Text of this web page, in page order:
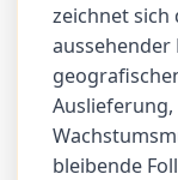
zeichnet
aussehender
bleibende